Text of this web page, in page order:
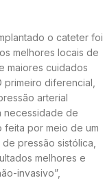
o cateter foi
melhores locais de
maiores cuidados
primeiro diferencial,
arterial
necessidade de
feita por meio de um
pressão sistólica,
melhores e
invasivo”,